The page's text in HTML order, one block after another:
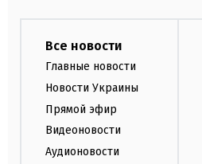
Все новости
Главные новости
Новости Украины
Прямой эфир
Видеоновости
Аудионовости